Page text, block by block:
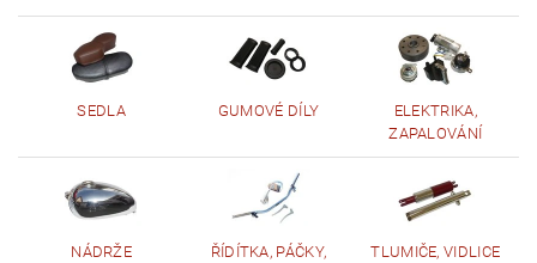
SEDLA GUMOVÉ DÍLY
ELEKTRIKA,
ZAPALOVÁNÍ
NÁDRŽE
ŘÍDÍTKA, PÁČKY,
TLUMIČE, VIDLICE